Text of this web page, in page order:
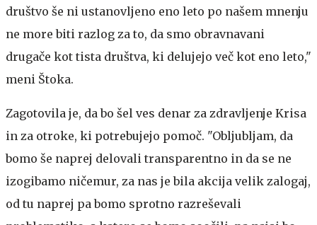
društvo še ni ustanovljeno eno leto po našem mnenju
ne more biti razlog za to, da smo obravnavani
drugače kot tista društva, ki delujejo več kot eno leto,"
meni Štoka.
Zagotovila je, da bo šel ves denar za zdravljenje Krisa
in za otroke, ki potrebujejo pomoč. "Obljubljam, da
bomo še naprej delovali transparentno in da se ne
izogibamo ničemur, za nas je bila akcija velik zalogaj,
od tu naprej pa bomo sprotno razreševali